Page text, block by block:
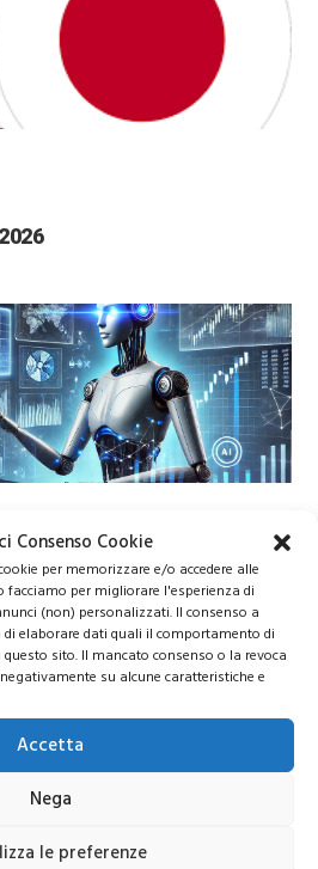
Consenso Cookie
per memorizzare e/o accedere alle
per migliorare l'esperienza di
(non) personalizzati. Il consenso a
elaborare dati quali il comportamento di
sito. Il mancato consenso o la revoca
su alcune caratteristiche e
Accetta
Nega
le preferenze
nel 2026: titoli
artificiale, energia e